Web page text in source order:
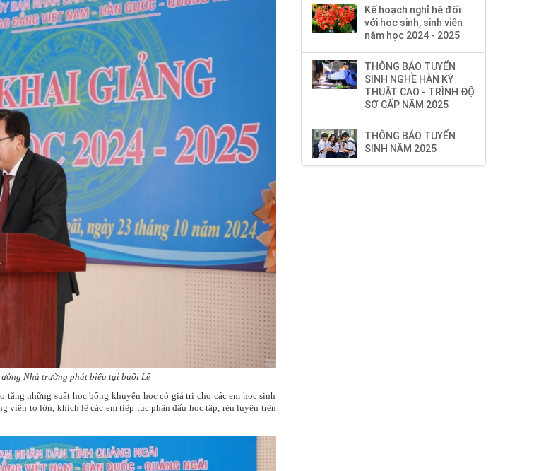
Nhà trường phát biểu tại buổi Lễ
những suất học bổng khuyến học có giá trị cho các em học sinh
viên to lớn, khích lệ các em tiếp tục phấn đấu học tập, rèn luyện trên
Kế hoạch nghỉ hè đối
với học sinh, sinh viên
năm học 2024 - 2025
THÔNG BÁO TUYỂN
SINH NGHỀ HÀN KỸ
THUẬT CAO - TRÌNH ĐỘ
SƠ CẤP NĂM 2025
THÔNG BÁO TUYỂN
SINH NĂM 2025